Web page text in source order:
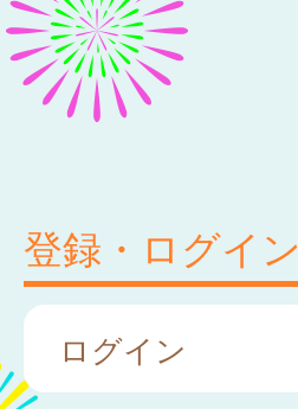
登録・ログイン
ログイン